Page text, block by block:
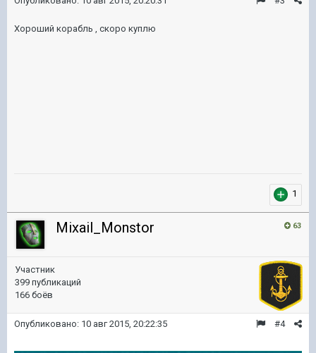
Хороший корабль , скоро куплю
1
63
Mixail_Monstor
Участник
399 публикаций
166 боёв
#4
Опубликовано: 10 авг 2015, 20:22:35